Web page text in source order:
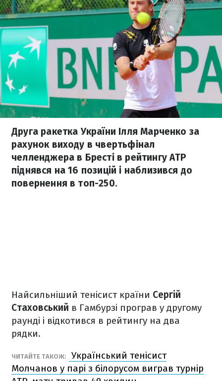
Друга ракетка України Ілля Марченко за
рахунок виходу в чвертьфінал
челленджера в Бресті в рейтингу АТР
піднявся на 16 позицій і наблизився до
повернення в топ-250.
Найсильніший тенісист країни Сергій
Стаховський в Гамбурзі програв у другому
раунді і відкотився в рейтингу на два
рядки.
ЧИТАЙТЕ ТАКОЖ:
Український тенісист
Молчанов у парі з білорусом виграв турнір